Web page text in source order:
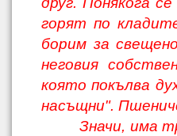
горят по
борим за
неговия
която покълва
насъщни".
Значи, има